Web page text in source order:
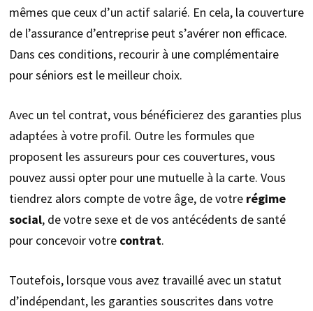
mêmes que ceux d’un actif salarié. En cela, la couverture
de l’assurance d’entreprise peut s’avérer non efficace.
Dans ces conditions, recourir à une complémentaire
pour séniors est le meilleur choix.
Avec un tel contrat, vous bénéficierez des garanties plus
adaptées à votre profil. Outre les formules que
proposent les assureurs pour ces couvertures, vous
pouvez aussi opter pour une mutuelle à la carte. Vous
tiendrez alors compte de votre âge, de votre régime
social, de votre sexe et de vos antécédents de santé
pour concevoir votre contrat.
Toutefois, lorsque vous avez travaillé avec un statut
d’indépendant, les garanties souscrites dans votre